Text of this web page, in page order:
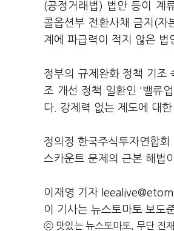
(공정거래법) 법안 등이 계
콜옵션부 전환사채 금지(자
계에 파급력이 적지 않은 법
정부의 규제완화 정책 기조
조 개선 정책 일환인 '밸류
다. 강제력 없는 제도에 대
정의정 한국주식투자연합
스카운트 문제의 근본 해법
이재영 기자
이 기사는 뉴스토마토 보도
ⓒ 맛있는 뉴스토마토, 무단 전